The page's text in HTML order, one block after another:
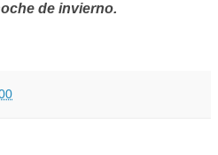
de invierno.